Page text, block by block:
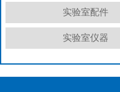
实验室配件
实验室仪器